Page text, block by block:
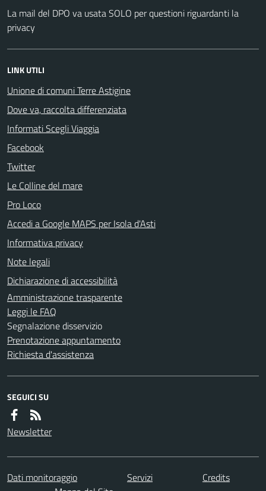
La mail del DPO va usata SOLO per questioni riguardanti la
privacy
LINK UTILI
Unione di comuni Terre Astigine
Dove va, raccolta differenziata
Informati Scegli Viaggia
Facebook
Twitter
Le Colline del mare
Pro Loco
Accedi a Google MAPS per Isola d'Asti
Informativa privacy
Note legali
Dichiarazione di accessibilità
Amministrazione trasparente
Leggi le FAQ
Segnalazione disservizio
Prenotazione appuntamento
Richiesta d'assistenza
SEGUICI SU
Newsletter
Dati monitoraggio Servizi
Credits